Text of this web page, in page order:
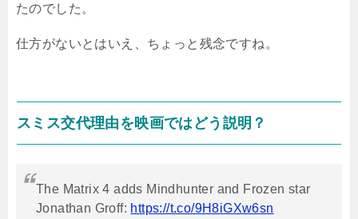
たのでした。
仕方がないとはいえ、ちょっと残念ですね。
スミス交代理由を映画ではどう説明？
The Matrix 4 adds Mindhunter and Frozen star
Jonathan Groff: https://t.co/9H8iGXw6sn